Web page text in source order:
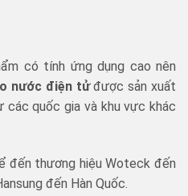
có tính ứng dụng cao nên
nước điện tửđược sản xuất
các quốc gia và khu vực khác
đến thương hiệu Woteck đến
đến Hàn Quốc.